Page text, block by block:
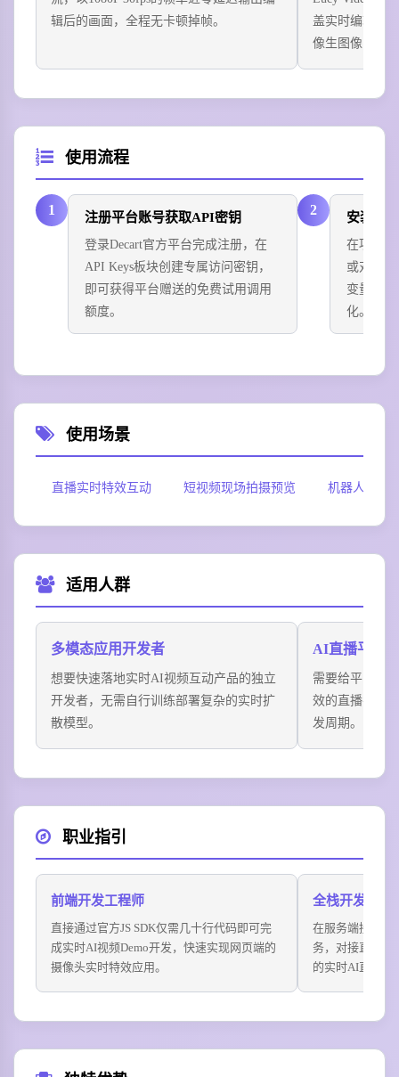
场景四
虚拟制片实时环境生成：拍摄现场无需搭建实景绿幕，
通过实时视频流直接将拍摄场景替换为任意指定的虚拟
升拍摄效率。
辑后的画面，全程无卡顿掉帧。
盖实时编辑、
像生图像四大
使用流程
1 注册平台账号获取API密钥
登录Decart官方平台完成注册，在
API Keys板块创建专属访问密钥，
即可获得平台赠送的免费试用调用
额度。
2 安装对
在项目中
或对应
变量传
化。
使用场景
直播实时特效互动 短视频现场拍摄预览 机器人AI训
适用人群
多模态应用开发者
想要快速落地实时AI视频互动产品的独立
开发者，无需自行训练部署复杂的实时扩
散模型。
AI直播平台
需要给平台用
效的直播平台
发周期。
职业指引
前端开发工程师
直接通过官方JS SDK仅需几十行代码即可完
成实时AI视频Demo开发，快速实现网页端的
摄像头实时特效应用。
全栈开发工程
在服务端接入
务，对接直播推
的实时AI直播特